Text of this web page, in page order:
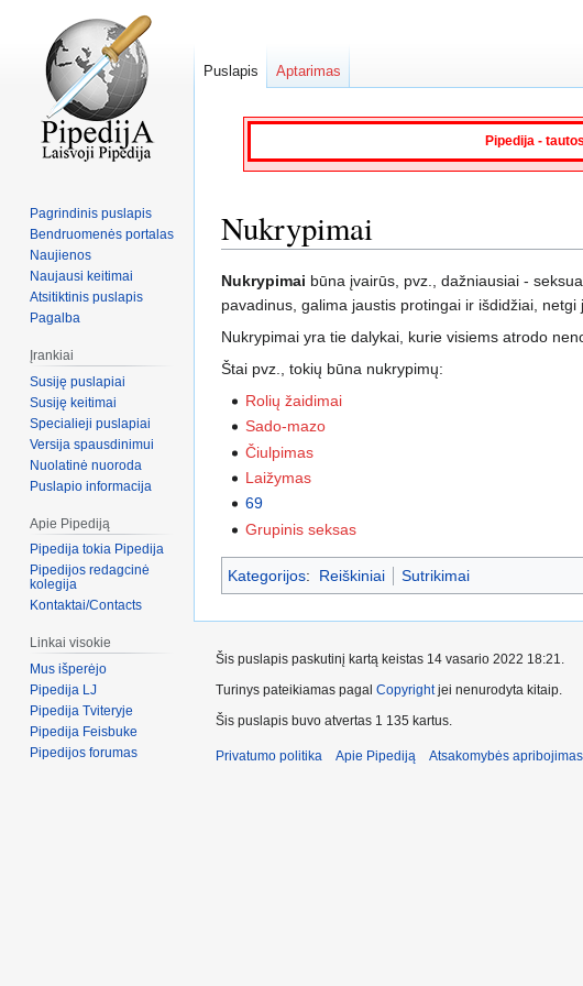
Pipedija -
Nukrypimai
Jump
to
navigation
Jump
to
search
Nukrypimai būna įvairūs, pvz., dažniausiai -
pavadinus, galima jaustis protingai ir išdidžiai, netgi
Nukrypimai yra tie dalykai, kurie visiems atrodo
Štai pvz., tokių būna nukrypimų:
Rolių žaidimai
Sado-mazo
Čiulpimas
Laižymas
69
Grupinis seksas
Kategorijos: Reiškiniai Sutrikimai
Puslapis Aptarimas
Pagrindinis puslapis
Bendruomenės portalas
Naujienos
Naujausi keitimai
Atsitiktinis puslapis
Pagalba
Įrankiai
Susiję puslapiai
Susiję keitimai
Specialieji puslapiai
Versija spausdinimui
Nuolatinė nuoroda
Puslapio informacija
Apie Pipediją
Pipedija tokia Pipedija
Pipedijos redagcinė
kolegija
Kontaktai/Contacts
Linkai visokie
Mus išperėjo
Pipedija LJ
Pipedija Tviteryje
Pipedija Feisbuke
Pipedijos forumas
Šis puslapis paskutinį kartą keistas 14 vasario 2022 18:21.
Turinys pateikiamas pagal Copyrightjei nenurodyta kitaip.
Šis puslapis buvo atvertas 1 135 kartus.
Privatumo politika Apie Pipediją Atsakomybės apribojimas